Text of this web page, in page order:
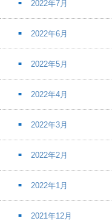
2022年7月
2022年6月
2022年5月
2022年4月
2022年3月
2022年2月
2022年1月
2021年12月